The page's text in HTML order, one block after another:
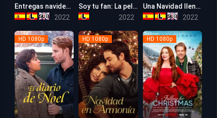
Entregas navideñas
2022
Soy tu fan: La película
2022
Una Navidad llena de Gracia
2022
HD 1080p HD 1080p HD 1080p